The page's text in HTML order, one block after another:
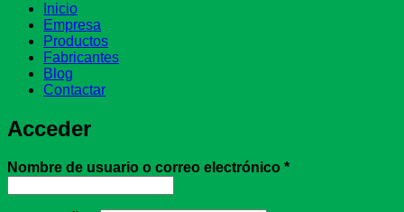
Inicio
Empresa
Productos
Fabricantes
Blog
Contactar
Acceder
Nombre de usuario o correo electrónico *Obligatorio